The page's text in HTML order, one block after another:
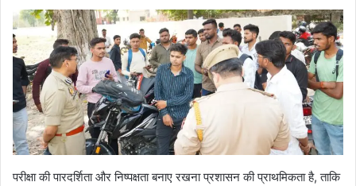
परीक्षा की पारदर्शिता और निष्पक्षता बनाए रखना प्रशासन की प्राथमिकता है, ताकि